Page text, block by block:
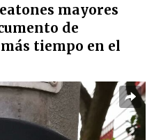
mayores
de
tiempo en el